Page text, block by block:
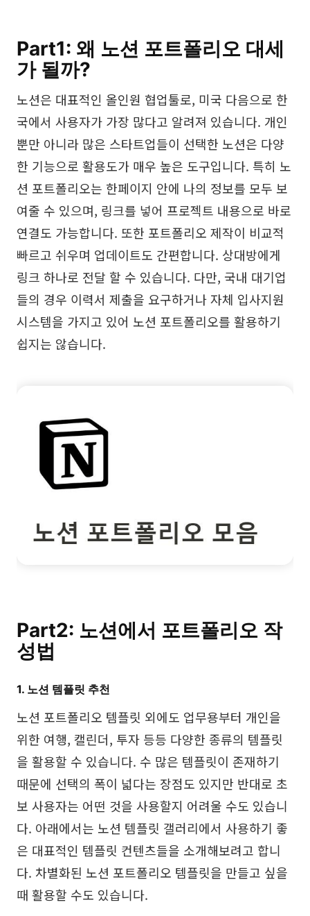
제품 기획
AI
창의성 & 다이어그램
AI 마인드맵
AI 플로우차트
AI 사용자 여정 지도
AI 피시본 다이어그램
계획 & 처리
AI 비즈니스 모델 캔버스
AI SWOT 분석
AI 사용자 페르소나
AI SMART 목표
AI BCG 매트릭스
리소스
다운로드
업데이트 일기
블로그
기업
기업 버전
프라이빗 네트워크 배포
가격
Part1: 왜 노션 포트폴리오 대세
가 될까?
노션은 대표적인 올인원 협업툴로, 미국 다음으로 한
국에서 사용자가 가장 많다고 알려져 있습니다. 개인
뿐만 아니라 많은 스타트업들이 선택한 노션은 다양
한 기능으로 활용도가 매우 높은 도구입니다. 특히 노
션 포트폴리오는 한페이지 안에 나의 정보를 모두 보
여줄 수 있으며, 링크를 넣어 프로젝트 내용으로 바로
연결도 가능합니다. 또한 포트폴리오 제작이 비교적
빠르고 쉬우며 업데이트도 간편합니다. 상대방에게
링크 하나로 전달 할 수 있습니다. 다만, 국내 대기업
들의 경우 이력서 제출을 요구하거나 자체 입사지원
시스템을 가지고 있어 노션 포트폴리오를 활용하기
쉽지는 않습니다.
Part2: 노션에서 포트폴리오 작
성법
1. 노션 템플릿 추천
노션 포트폴리오 템플릿 외에도 업무용부터 개인을
위한 여행, 캘린더, 투자 등등 다양한 종류의 템플릿
을 활용할 수 있습니다. 수 많은 템플릿이 존재하기
때문에 선택의 폭이 넓다는 장점도 있지만 반대로 초
보 사용자는 어떤 것을 사용할지 어려울 수도 있습니
다. 아래에서는 노션 템플릿 갤러리에서 사용하기 좋
은 대표적인 템플릿 컨텐츠들을 소개해보려고 합니
다. 차별화된 노션 포트폴리오 템플릿을 만들고 싶을
때 활용할 수도 있습니다.